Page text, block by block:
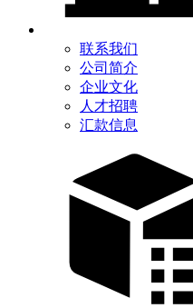
联系我们
公司简介
企业文化
人才招聘
汇款信息